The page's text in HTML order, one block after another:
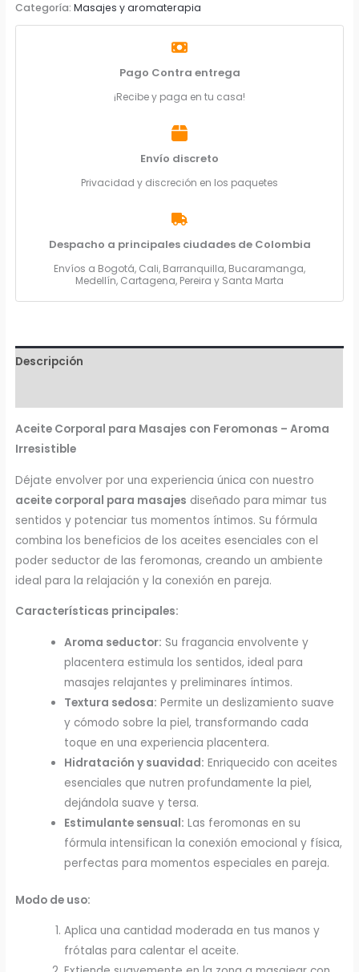
Sen
Categoría:Masajes y aromaterapia
Pago Contra entrega
¡Recibe y paga en tu casa!
Envío discreto
Privacidad y discreción en los paquetes
Despacho a principales ciudades de Colombia
Envíos a Bogotá, Cali, Barranquilla, Bucaramanga,
Medellín, Cartagena, Pereira y Santa Marta
Descripción
Aceite Corporal para Masajes con Feromonas – Aroma
Irresistible
Déjate envolver por una experiencia única con nuestro
aceite corporal para masajes diseñado para mimar tus
sentidos y potenciar tus momentos íntimos. Su fórmula
combina los beneficios de los aceites esenciales con el
poder seductor de las feromonas, creando un ambiente
ideal para la relajación y la conexión en pareja.
Características principales:
Aroma seductor: Su fragancia envolvente y
placentera estimula los sentidos, ideal para
masajes relajantes y preliminares íntimos.
Textura sedosa: Permite un deslizamiento suave
y cómodo sobre la piel, transformando cada
toque en una experiencia placentera.
Hidratación y suavidad: Enriquecido con aceites
esenciales que nutren profundamente la piel,
dejándola suave y tersa.
Estimulante sensual: Las feromonas en su
fórmula intensifican la conexión emocional y física,
perfectas para momentos especiales en pareja.
Modo de uso:
Aplica una cantidad moderada en tus manos y
frótalas para calentar el aceite.